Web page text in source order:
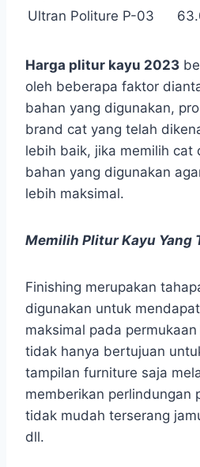
Ultran Politure P-03
Harga plitur kayu 2023
oleh beberapa faktor
bahan yang digunakan,
brand cat yang telah
lebih baik, jika memilih cat
bahan yang digunakan
lebih maksimal.
Memilih Plitur Kayu Yang
Finishing merupakan
digunakan untuk
maksimal pada
tidak hanya bertujuan
tampilan furniture saja
memberikan perlindungan
tidak mudah terserang
dll.